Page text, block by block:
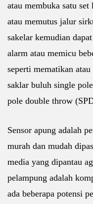
atau membuka satu
atau memutus jalur
sakelar kemudian
alarm atau memicu
seperti mematikan
saklar buluh single
pole double throw
Sensor apung adalah
murah dan mudah
media yang dipantau
pelampung adalah
ada beberapa potensi